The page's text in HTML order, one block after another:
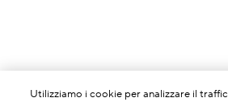
Utilizziamo i cookie per analizzare il